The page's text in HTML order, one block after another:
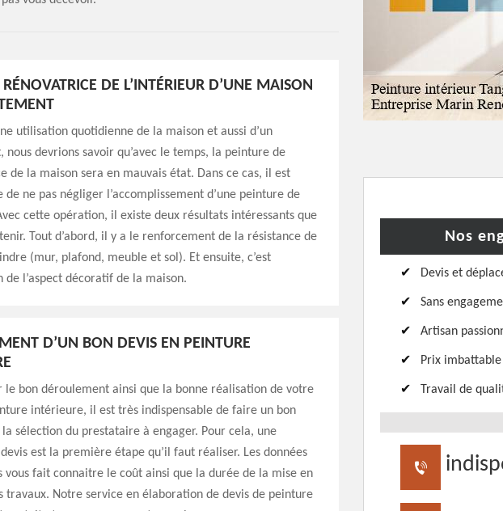
DE L’INTÉRIEUR D’UNE MAISON
utilisation quotidienne de la maison et aussi d’un
nous devrions savoir qu’avec le temps, la peinture de
de la maison sera en mauvais état. Dans ce cas, il est
de ne pas négliger l’accomplissement d’une peinture de
cette opération, il existe deux résultats intéressants que
Tout d’abord, il y a le renforcement de la résistance de
(mur, plafond, meuble et sol). Et ensuite, c’est
de l’aspect décoratif de la maison.
D’UN BON DEVIS EN PEINTURE
le bon déroulement ainsi que la bonne réalisation de votre
intérieure, il est très indispensable de faire un bon
la sélection du prestataire à engager. Pour cela, une
est la première étape qu’il faut réaliser. Les données
vous fait connaitre le coût ainsi que la durée de la mise en
travaux. Notre service en élaboration de devis de peinture
Nos
Devis et
Sans
Artisan
Prix imbattable
Travail de